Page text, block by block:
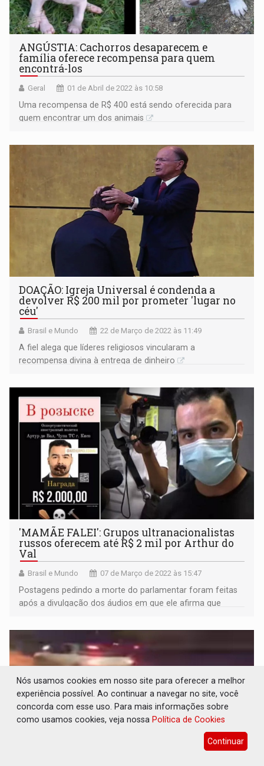
ANGÚSTIA: Cachorros desaparecem e
família oferece recompensa para quem
encontrá-los
Geral 01 de Abril de 2022 às 10:58
Uma recompensa de R$ 400 está sendo oferecida para
quem encontrar um dos animais
DOAÇÃO: Igreja Universal é condenda a
devolver R$ 200 mil por prometer 'lugar no
céu'
Brasil e Mundo 22 de Março de 2022 às 11:49
A fiel alega que líderes religiosos vincularam a
recompensa divina à entrega de dinheiro
'MAMÃE FALEI': Grupos ultranacionalistas
russos oferecem até R$ 2 mil por Arthur do
Val
Brasil e Mundo 07 de Março de 2022 às 15:47
Postagens pedindo a morte do parlamentar foram feitas
após a divulgação dos áudios em que ele afirma que
pobres"
Nós usamos cookies em nosso site para oferecer a melhor
experiência possível. Ao continuar a navegar no site, você
concorda com esse uso. Para mais informações sobre
como usamos cookies, veja nossa Política de Cookies
Continuar